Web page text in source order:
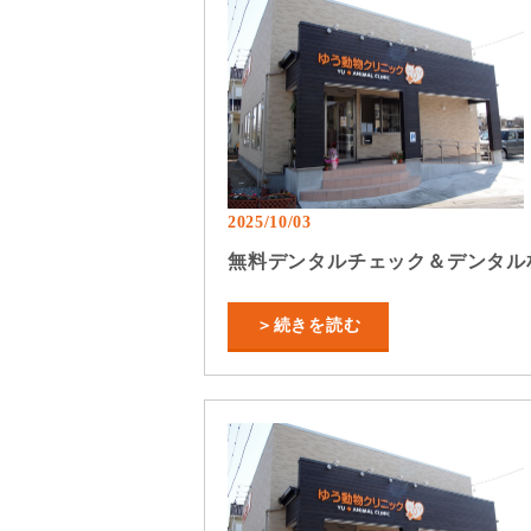
2025/10/03
無料デンタルチェック＆デンタル
＞続きを読む